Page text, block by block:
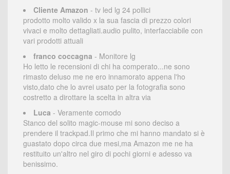
Cliente Amazon - tv led lg 24 pollici
prodotto molto valido x la sua fascia di prezzo colori
vivaci e molto dettagliati.audio pulito, interfacciabile con
vari prodotti attuali
franco coccagna - Monitore lg
Ho letto le recensioni di chi ha comperato...ne sono
rimasto deluso me ne ero innamorato appena l'ho
visto,dato che lo avrei usato per la fotografia sono
costretto a dirottare la scelta in altra via
Luca - Veramente comodo
Stanco del solito magic-mouse mi sono deciso a
prendere il trackpad.Il primo che mi hanno mandato si è
guastato dopo circa due mesi,ma Amazon me ne ha
restituito un'altro nel giro di pochi giorni e adesso va
benissimo.